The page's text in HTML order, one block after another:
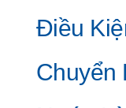
Điều
Chuyển